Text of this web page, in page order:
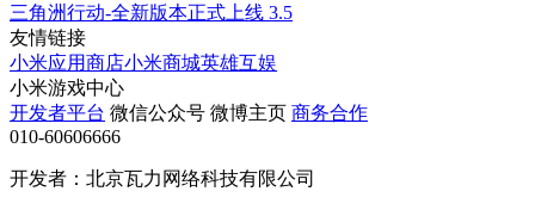
三角洲行动-全新版本正式上线 3.5
友情链接
小米应用商店小米商城英雄互娱
小米游戏中心
开发者平台 微信公众号 微博主页 商务合作
010-60606666
开发者：北京瓦力网络科技有限公司